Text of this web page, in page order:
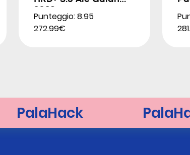
Punteggio: 8.95
272.99€